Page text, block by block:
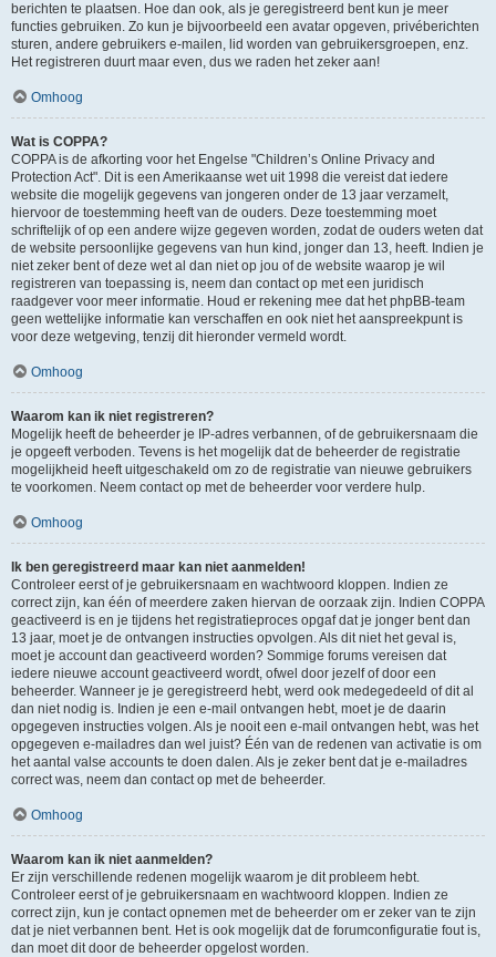
berichten te plaatsen. Hoe dan ook, als je geregistreerd bent kun je meer
functies gebruiken. Zo kun je bijvoorbeeld een avatar opgeven, privéberichten
sturen, andere gebruikers e-mailen, lid worden van gebruikersgroepen, enz.
Het registreren duurt maar even, dus we raden het zeker aan!
Omhoog
Wat is COPPA?
COPPA is de afkorting voor het Engelse "Children’s Online Privacy and
Protection Act". Dit is een Amerikaanse wet uit 1998 die vereist dat iedere
website die mogelijk gegevens van jongeren onder de 13 jaar verzamelt,
hiervoor de toestemming heeft van de ouders. Deze toestemming moet
schriftelijk of op een andere wijze gegeven worden, zodat de ouders weten dat
de website persoonlijke gegevens van hun kind, jonger dan 13, heeft. Indien je
niet zeker bent of deze wet al dan niet op jou of de website waarop je wil
registreren van toepassing is, neem dan contact op met een juridisch
raadgever voor meer informatie. Houd er rekening mee dat het phpBB-team
geen wettelijke informatie kan verschaffen en ook niet het aanspreekpunt is
voor deze wetgeving, tenzij dit hieronder vermeld wordt.
Omhoog
Waarom kan ik niet registreren?
Mogelijk heeft de beheerder je IP-adres verbannen, of de gebruikersnaam die
je opgeeft verboden. Tevens is het mogelijk dat de beheerder de registratie
mogelijkheid heeft uitgeschakeld om zo de registratie van nieuwe gebruikers
te voorkomen. Neem contact op met de beheerder voor verdere hulp.
Omhoog
Ik ben geregistreerd maar kan niet aanmelden!
Controleer eerst of je gebruikersnaam en wachtwoord kloppen. Indien ze
correct zijn, kan één of meerdere zaken hiervan de oorzaak zijn. Indien COPPA
geactiveerd is en je tijdens het registratieproces opgaf dat je jonger bent dan
13 jaar, moet je de ontvangen instructies opvolgen. Als dit niet het geval is,
moet je account dan geactiveerd worden? Sommige forums vereisen dat
iedere nieuwe account geactiveerd wordt, ofwel door jezelf of door een
beheerder. Wanneer je je geregistreerd hebt, werd ook medegedeeld of dit al
dan niet nodig is. Indien je een e-mail ontvangen hebt, moet je de daarin
opgegeven instructies volgen. Als je nooit een e-mail ontvangen hebt, was het
opgegeven e-mailadres dan wel juist? Één van de redenen van activatie is om
het aantal valse accounts te doen dalen. Als je zeker bent dat je e-mailadres
correct was, neem dan contact op met de beheerder.
Omhoog
Waarom kan ik niet aanmelden?
Er zijn verschillende redenen mogelijk waarom je dit probleem hebt.
Controleer eerst of je gebruikersnaam en wachtwoord kloppen. Indien ze
correct zijn, kun je contact opnemen met de beheerder om er zeker van te zijn
dat je niet verbannen bent. Het is ook mogelijk dat de forumconfiguratie fout is,
dan moet dit door de beheerder opgelost worden.